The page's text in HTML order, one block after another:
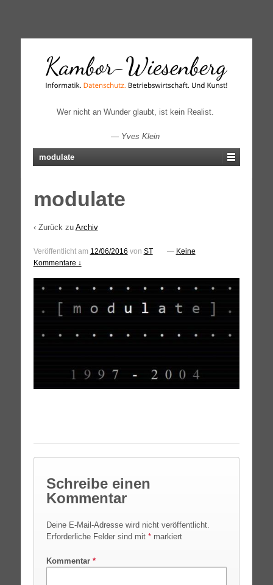
↓
CONTENT
Wer nicht an Wunder glaubt, ist kein Realist.
— Yves Klein
modulate
modulate
‹ Zurück zu Archiv
Veröffentlicht am 12/06/2016 von ST — Keine
Kommentare ↓
Schreibe einen
Kommentar
Deine E-Mail-Adresse wird nicht veröffentlicht.
Erforderliche Felder sind mit *markiert
Kommentar *